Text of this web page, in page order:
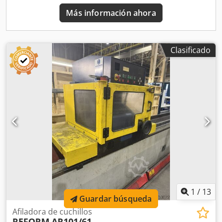
Más información ahora
Clasificado
1 / 13
Afiladora de cuchillos
Guardar búsqueda